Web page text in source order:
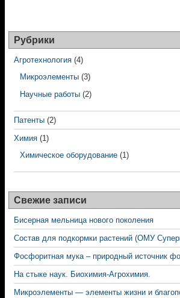
Рубрики
Агротехнология (4)
Микроэлементы (3)
Научные работы (2)
Патенты (2)
Химия (1)
Химическое оборудование (1)
Свежие записи
Бисерная мельница нового поколения
Состав для подкормки растений (ОМУ
Фосфоритная мука – природный источник
На стыке наук. Биохимия-Агрохимия.
Микроэлементы — элементы жизни и